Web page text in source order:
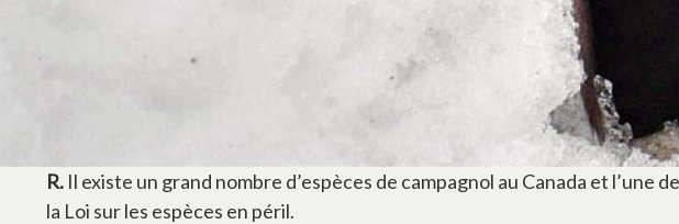
R. Il existe un grand nombre d’espèces de campagnol au Canada et
la Loi sur les espèces en péril.